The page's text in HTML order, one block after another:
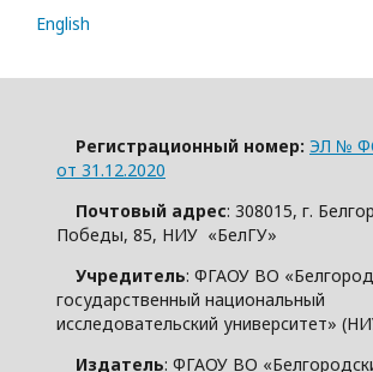
English
Регистрационный номер: ЭЛ №
от 31.12.2020
Почтовый адрес: 308015, г.
Победы, 85, НИУ «БелГУ»
Учредитель: ФГАОУ ВО
государственный национальный
исследовательский университет»
Издатель: ФГАОУ ВО